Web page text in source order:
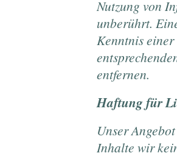
Nutzung von
unberührt.
Kenntnis einer
entfernen.
Haftung für
Unser
Inhalte wir